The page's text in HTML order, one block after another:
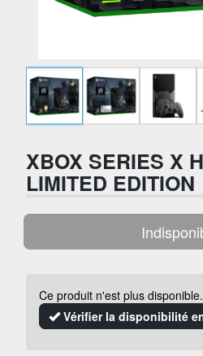
XBOX SERIES X
LIMITED EDITION
Ce produit n'est plus disponible.
Vérifier la disponibilité